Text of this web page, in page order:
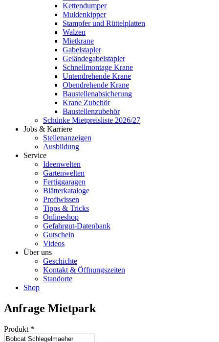
Kettendumper
Muldenkipper
Stampfer und Rüttelplatten
Walzen
Mietkrane
Gabelstapler
Geländegabelstapler
Schnellmontage Krane
Untendrehende Krane
Obendrehende Krane
Baustellenabsicherung
Krane Zubehör
Baustellenzubehör
Schünke Mietpreisliste 2026/27
Jobs & Karriere
Stellenanzeigen
Ausbildung
Service
Ideenwelten
Gartenwelten
Fertiggaragen
Blätterkataloge
Profiwissen
Tipps & Tricks
Onlineshop
Gefahrgut-Datenbank
Gutschein
Videos
Über uns
Geschichte
Kontakt & Öffnungszeiten
Standorte
Shop
Anfrage Mietpark
Produkt *